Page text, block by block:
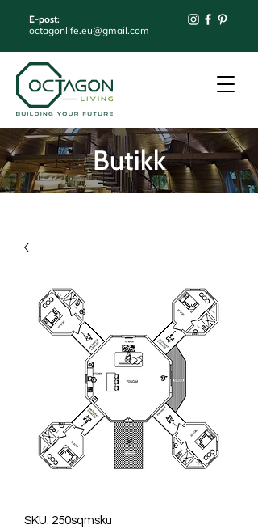
E-post:
octagonlife.eu@gmail.com
Butikk
SKU: 250sqmsku